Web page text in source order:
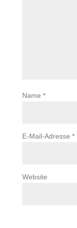
Name *
E-Mail-Adresse *
Website